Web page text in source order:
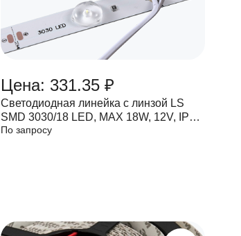
Цена: 331.35 ₽
Светодиодная линейка с линзой LS
SMD 3030/18 LED, MAX 18W, 12V, IP33,
2160 Lm, угол 180° 1495*17мм
По запросу